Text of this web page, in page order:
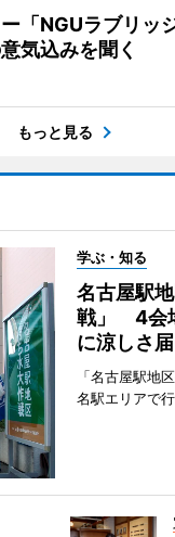
「NGUラブリ
気込みを聞く
もっと見る
学ぶ・知る
名古屋駅
戦」 4会
に涼しさ
「名古屋駅地
名駅エリアで行